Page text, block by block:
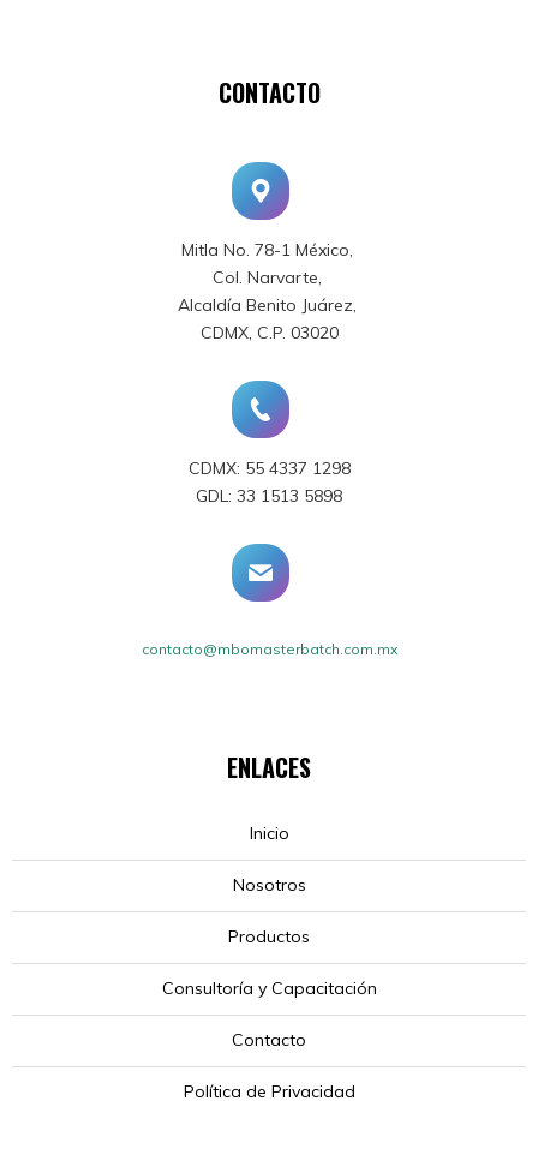
CONTACTO
Mitla No. 78-1 México,
Col. Narvarte,
Alcaldía Benito Juárez,
CDMX, C.P. 03020
CDMX: 55 4337 1298
GDL: 33 1513 5898
contacto@mbomasterbatch.com.mx
ENLACES
Inicio
Nosotros
Productos
Consultoría y Capacitación
Contacto
Política de Privacidad